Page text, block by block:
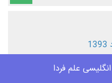
علم فردا